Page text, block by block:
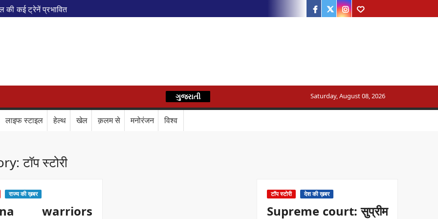
की कई ट्रेनें प्रभावित
ट्रेन
विस्तारित
में बड़ा बदलाव
ऑफ इंडिया’ सम्मान
दिया बड़ा संदेश
Train Route Diversion: अहमदाबाद–दरभंगा स्पेशल ट्रेन का मार्ग बदला
डिजिटल कवच
BPCL Ethanol Case: इथेनॉल आवंटन विवाद पर सरकार का जवाब
Facebook
Twitter
Instagram
Youtube
हिन्दी
ગુજરાતી Saturday, August 08, 2026
लाइफ स्टाइल हेल्थ खेल क़लम से मनोरंजन विश्व
टॉप स्टोरी
राज्य की ख़बर
warriors
टॉप स्टोरी देश की ख़बर
Supreme court: सुप्रीम